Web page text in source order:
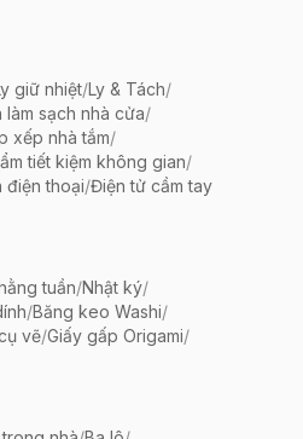
giữ nhiệt/Ly & Tách/
làm sạch nhà cửa/
xếp nhà tắm/
tiết kiệm không gian/
điện thoại/Điện tử cầm tay
tuần/Nhật ký/
/Băng keo Washi/
vẽ/Giấy gấp Origami/